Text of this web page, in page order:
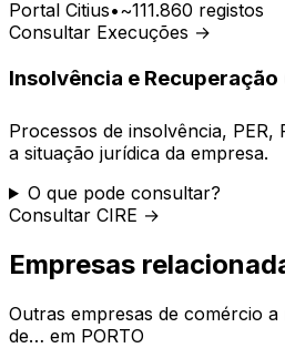
Portal Citius•~111.860 registos
Consultar Execuções →
Insolvência e Recuperação
Processos de insolvência, PER,
a situação jurídica da empresa.
O que pode consultar?
Consultar CIRE →
Empresas
Outras empresas de comércio a
de… em PORTO